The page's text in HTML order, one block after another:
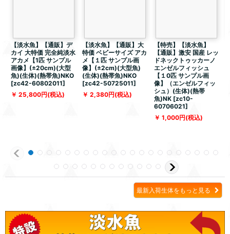
【淡水魚】【通販】デ
カイ 大特価 完全純淡水
アカメ【1匹 サンプル
画像】(±20cm)(大型
魚)(生体)(熱帯魚)NKO
[zc42-60802011]
25,800円(税込)
【淡水魚】【通販】大
特価 ベビーサイズ アカ
メ【１匹 サンプル画
像】(±2cm)(大型魚)
(生体)(熱帯魚)NKO
[zc42-50725011]
2,380円(税込)
【特売】【淡水魚】
【通販】激安 国産 レッ
ドネックトゥッカーノ
エンゼルフィッシュ
【１0匹 サンプル画
像】（エンゼルフィッ
シュ）(生体)(熱帯
魚)NK [zc10-
60706021]
1,000円(税込)
最新入荷生体をもっと見る